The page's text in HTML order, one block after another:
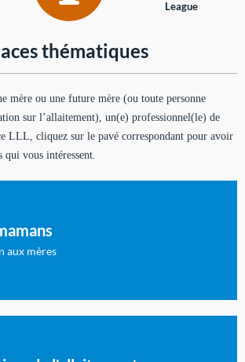
League
thématiques
mère ou une future mère (ou toute personne
sur l’allaitement), un(e) professionnel(le) de
LLL, cliquez sur le pavé correspondant pour avoir
vous intéressent.
aux mères
: toutes les rubriques qui